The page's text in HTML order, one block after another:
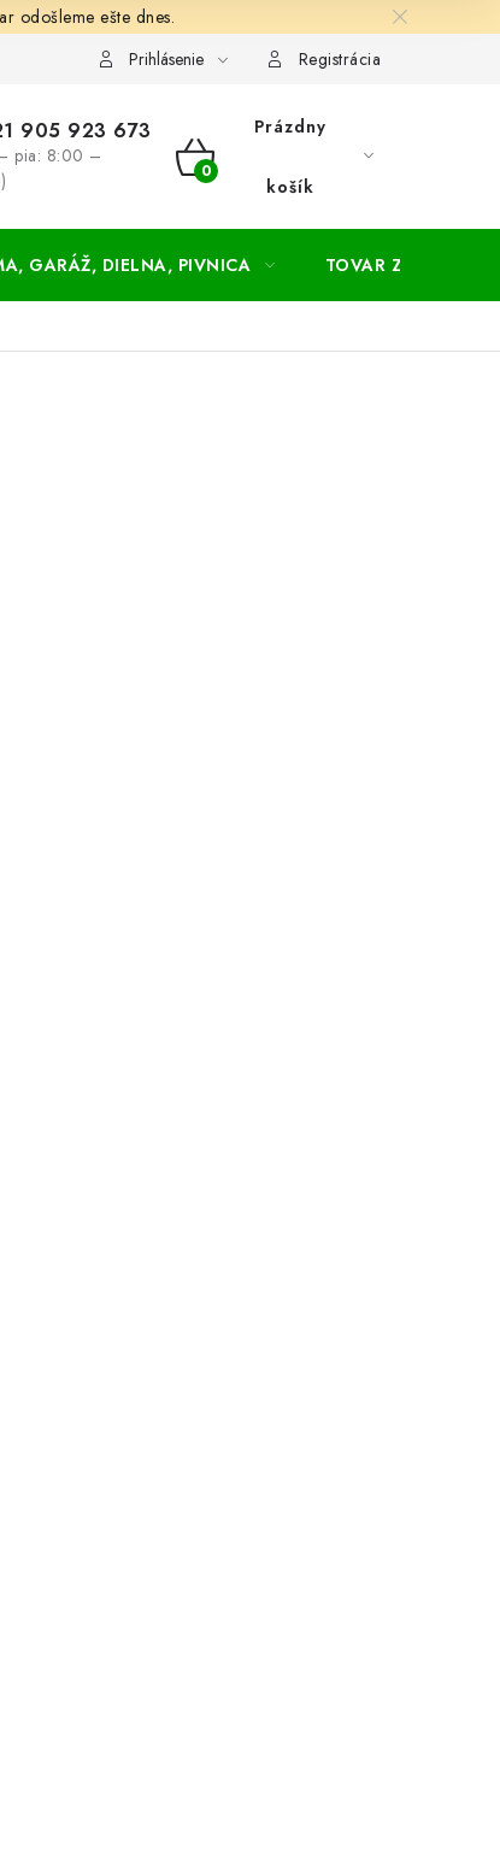
odošleme ešte dnes.
a dodacie podmienky Zásady ochrany osobných údajov
Prihlásenie Registrácia
905 923 673
pia: 8:00 –
NÁKUPNÝ
Prázdny
košík
GARÁŽ, DIELNA, PIVNICA TOVAR ZA